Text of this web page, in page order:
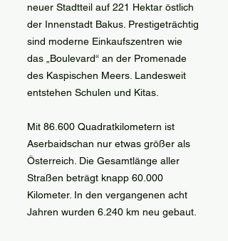
neuer Stadtteil auf 221 Hektar östlich
der Innenstadt Bakus. Prestigeträchtig
sind moderne Einkaufszentren wie
das „Boulevard“ an der Promenade
des Kaspischen Meers. Landesweit
entstehen Schulen und Kitas.
Mit 86.600 Quadratkilometern ist
Aserbaidschan nur etwas größer als
Österreich. Die Gesamtlänge aller
Straßen beträgt knapp 60.000
Kilometer. In den vergangenen acht
Jahren wurden 6.240 km neu gebaut.